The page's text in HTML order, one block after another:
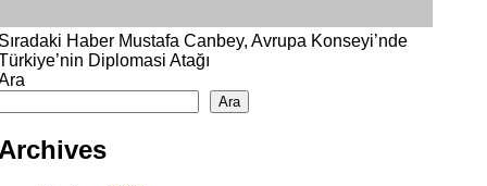
Haber Mustafa Canbey, Avrupa Konseyi’nde
Diplomasi Atağı
Ara